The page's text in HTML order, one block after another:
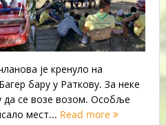
је кренуло на
бару у Раткову. За неке
да се возе возом. Особље
мест... Read more